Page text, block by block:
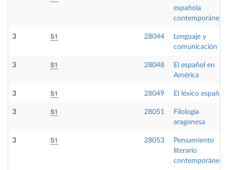
española
contemporánea I
3 S1 28044
Lenguaje y
comunicación
3 S1 28048
El español en
América
3 S1 28049 El léxico español
3 S1 28051
Filología
aragonesa
3 S1 28053
Pensamiento
literario
contemporáneo